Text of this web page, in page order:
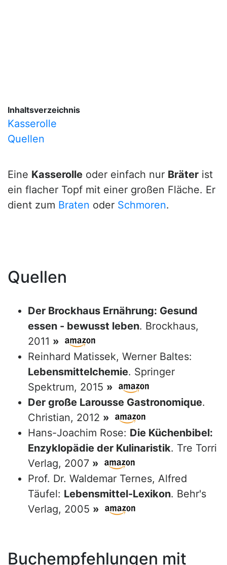
Inhaltsverzeichnis
Kasserolle
Quellen
Eine Kasserolle oder einfach nur Bräter ist
ein flacher Topf mit einer großen Fläche. Er
dient zum Braten oder Schmoren.
Quellen
Der Brockhaus Ernährung: Gesund
essen - bewusst leben. Brockhaus,
2011 »
Reinhard Matissek, Werner Baltes:
Lebensmittelchemie. Springer
Spektrum, 2015 »
Der große Larousse Gastronomique.
Christian, 2012 »
Hans-Joachim Rose: Die Küchenbibel:
Enzyklopädie der Kulinaristik. Tre Torri
Verlag, 2007 »
Prof. Dr. Waldemar Ternes, Alfred
Täufel: Lebensmittel-Lexikon. Behr's
Verlag, 2005 »
Buchempfehlungen mit